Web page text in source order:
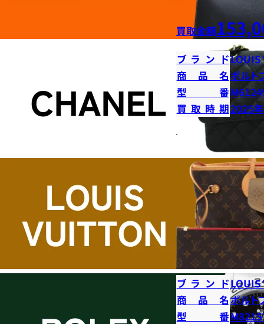
買取金額
ブランドLOUIS
商品名ポルト
型番
買取時期2025
ブランドLOUIS
商品名ポルト
型番